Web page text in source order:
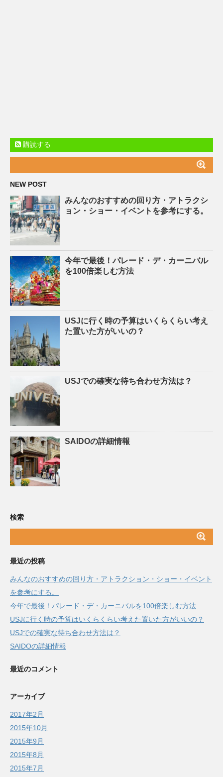
購読する
NEW POST
みんなのおすすめの回り方・アトラクシ
ョン・ショー・イベントを参考にする。
今年で最後！パレード・デ・カーニバル
を100倍楽しむ方法
USJに行く時の予算はいくらくらい考え
た置いた方がいいの？
USJでの確実な待ち合わせ方法は？
SAIDOの詳細情報
検索
最近の投稿
みんなのおすすめの回り方・アトラクション・ショー・イベント
を参考にする。
今年で最後！パレード・デ・カーニバルを100倍楽しむ方法
USJに行く時の予算はいくらくらい考えた置いた方がいいの？
USJでの確実な待ち合わせ方法は？
SAIDOの詳細情報
最近のコメント
アーカイブ
2017年2月
2015年10月
2015年9月
2015年8月
2015年7月